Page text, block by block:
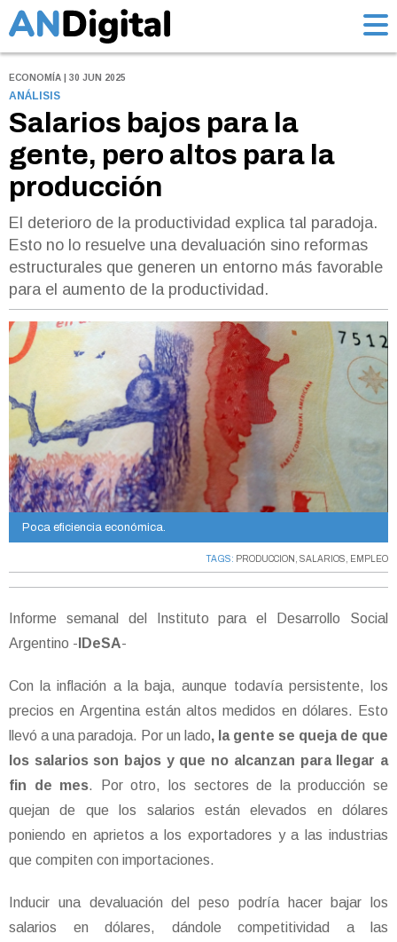
ECONOMÍA | 30 JUN 2025
ANÁLISIS
Salarios bajos para la
gente, pero altos para la
producción
El deterioro de la productividad explica tal paradoja.
Esto no lo resuelve una devaluación sino reformas
estructurales que generen un entorno más favorable
para el aumento de la productividad.
Poca eficiencia económica.
TAGS: PRODUCCION , SALARIOS, EMPLEO
Informe semanal del Instituto para el Desarrollo Social
Argentino - IDeSA-
Con la inflación a la baja, aunque todavía persistente, los
precios en Argentina están altos medidos en dólares. Esto
llevó a una paradoja. Por un lado, la gente se queja de que
los salarios son bajos y que no alcanzan para llegar a
fin de mes. Por otro, los sectores de la producción se
quejan de que los salarios están elevados en dólares
poniendo en aprietos a los exportadores y a las industrias
que compiten con importaciones.
Inducir una devaluación del peso podría hacer bajar los
salarios en dólares, dándole competitividad a las